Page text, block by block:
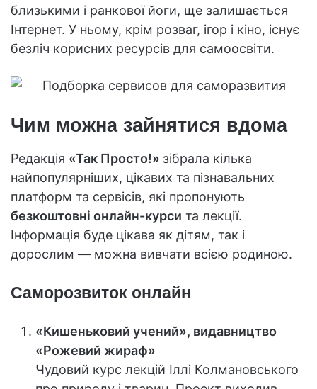
близькими і ранкової йоги, ще залишається
Інтернет. У ньому, крім розваг, ігор і кіно, існує
безліч корисних ресурсів для самоосвіти.
Чим можна зайнятися вдома
Редакція «Так Просто!» зібрала кілька
найпопулярніших, цікавих та пізнавальних
платформ та сервісів, які пропонують
безкоштовні онлайн-курси та лекції.
Інформація буде цікава як дітям, так і
дорослим — можна вивчати всією родиною.
Саморозвиток онлайн
«Кишеньковий учений», видавництво
«Рожевий жираф»
Чудовий курс лекцій Іллі Колмановського